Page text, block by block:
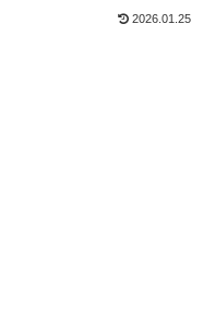
語を避けて解説していきます
2026.01.25